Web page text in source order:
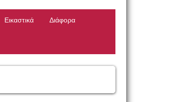
Εικαστικά Διάφορα